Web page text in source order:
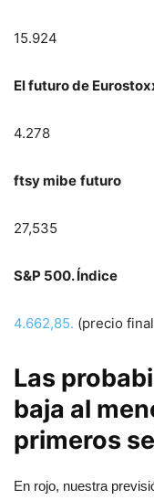
15.924
El futuro de
4.278
ftsy mibe futuro
27,535
S&P 500. Índice
4.662,85. (precio
Las
baja al
primeros
En rojo, nuestra